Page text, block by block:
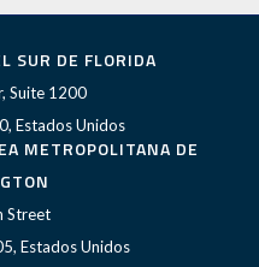
SUR DE FLORIDA
Suite 1200
Estados Unidos
METROPOLITANA DE
Street
Estados Unidos